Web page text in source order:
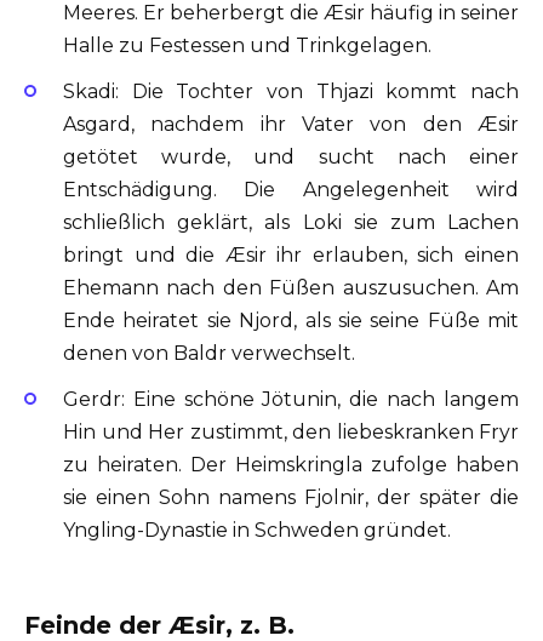
Meeres. Er beherbergt die Æsir häufig in seiner
Halle zu Festessen und Trinkgelagen.
Skadi: Die Tochter von Thjazi kommt nach
Asgard, nachdem ihr Vater von den Æsir
getötet wurde, und sucht nach einer
Entschädigung. Die Angelegenheit wird
schließlich geklärt, als Loki sie zum Lachen
bringt und die Æsir ihr erlauben, sich einen
Ehemann nach den Füßen auszusuchen. Am
Ende heiratet sie Njord, als sie seine Füße mit
denen von Baldr verwechselt.
Gerdr: Eine schöne Jötunin, die nach langem
Hin und Her zustimmt, den liebeskranken Fryr
zu heiraten. Der Heimskringla zufolge haben
sie einen Sohn namens Fjolnir, der später die
Yngling-Dynastie in Schweden gründet.
Feinde der Æsir, z. B.